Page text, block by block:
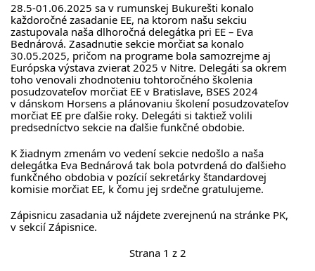
28.5-01.06.2025 sa v rumunskej Bukurešti konalo
každoročné zasadanie EE, na ktorom našu sekciu
zastupovala naša dlhoročná delegátka pri EE – Eva
Bednárová. Zasadnutie sekcie morčiat sa konalo
30.05.2025, pričom na programe bola samozrejme aj
Európska výstava zvierat 2025 v Nitre. Delegáti sa okrem
toho venovali zhodnoteniu tohtoročného školenia
posudzovateľov morčiat EE v Bratislave, BSES 2024
v dánskom Horsens a plánovaniu školení posudzovateľov
morčiat EE pre ďalšie roky. Delegáti si taktiež volili
predsedníctvo sekcie na ďalšie funkčné obdobie.
K žiadnym zmenám vo vedení sekcie nedošlo a naša
delegátka Eva Bednárová tak bola potvrdená do ďalšieho
funkčného obdobia v pozícií sekretárky štandardovej
komisie morčiat EE, k čomu jej srdečne gratulujeme.
Zápisnicu zasadania už nájdete zverejnenú na stránke PK,
v sekcií Zápisnice.
Strana 1 z 2